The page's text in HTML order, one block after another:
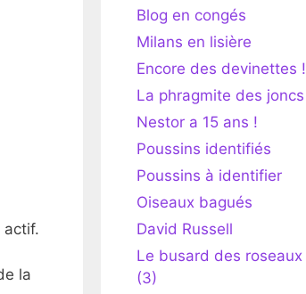
actif.
la
Blog en congés
Milans en lisière
Encore des devinettes !
La phragmite des joncs
Nestor a 15 ans !
Poussins identifiés
Poussins à identifier
Oiseaux bagués
David Russell
Le busard des roseaux
(3)